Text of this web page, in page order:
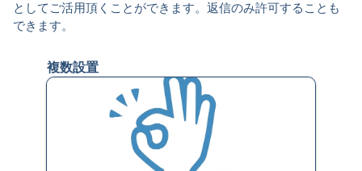
としてご活用頂くことができます。返信のみ許可することも
できます。
複数設置